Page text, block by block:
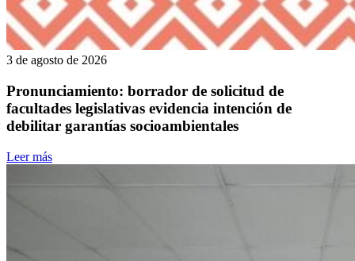
3 de agosto de 2026
Pronunciamiento: borrador de solicitud de
facultades legislativas evidencia intención de
debilitar garantías socioambientales
Leer más